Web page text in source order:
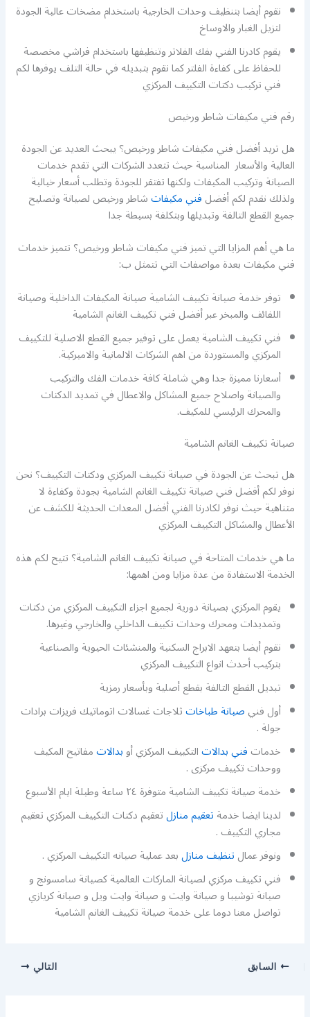
نقوم أيضا بتنظيف وحدات الخارجية باستخدام مضخات عالية الجودة
لتزيل الغبار والاوساخ
يقوم كادرنا الفني بفك الفلاتر وتنظيفها باستخدام فراشي مخصصة
للحفاظ على كفاءة الفلتر كما نقوم بتبديله في حالة التلف يوفرها لكم
فني تركيب دكتات التكييف المركزي
رقم فني مكيفات شاطر ورخيص
هل تريد أفضل فني مكيفات شاطر ورخيص؟ يبحث العديد عن الجودة
العالية والأسعار المناسبة حيث تتعدد الشركات التي تقدم خدمات
الصيانة وتركيب المكيفات ولكنها تفتقر للجودة وتطلب أسعار خيالية
ولذلك نقدم لكم أفضلفني مكيفاتشاطر ورخيص لصيانة وتصليح
جميع القطع التالفة وتبديلها وبتكلفة بسيطة جدا
ما هي أهم المزايا التي تميز فني مكيفات شاطر ورخيص؟ تتميز خدمات
فني مكيفات بعدة مواصفات التي تتمثل ب:
توفر خدمة صيانة تكييف الشامية صيانة المكيفات الداخلية وصيانة
اللفائف والمبخر عبر أفضل فني تكييف الغانم الشامية
فني تكييف الشامية يعمل على توفير جميع القطع الاصلية للتكييف
المركزي والمستوردة من اهم الشركات الالمانية والاميركية.
أسعارنا مميزة جدا وهي شاملة كافة خدمات الفك والتركيب
والصيانة واصلاح جميع المشاكل والاعطال في تمديد الدكتات
والمحرك الرئيسي للمكيف.
صيانة تكييف الغانم الشامية
هل تبحث عن الجودة في صيانة تكييف المركزي ودكتات التكييف؟ نحن
نوفر لكم أفضل فني صيانة تكييف الغانم الشامية بجودة وكفاءة لا
متناهية حيث نوفر لكادرنا الفني أفضل المعدات الحديثة للكشف عن
الأعطال والمشاكل التكييف المركزي
ما هي خدمات المتاحة في صيانة تكييف الغانم الشامية؟ تتيح لكم هذه
الخدمة الاستفادة من عدة مزايا ومن اهمها:
يقوم المركزي بصيانة دورية لجميع اجزاء التكييف المركزي من دكتات
وتمديدات ومحرك وحدات تكييف الداخلي والخارجي وغيرها.
نقوم أيضا بتعهد الابراج السكنية والمنشئات الحيوية والصناعية
بتركيب أحدث انواع التكييف المركزي
تبديل القطع التالفة بقطع أصلية وبأسعار رمزية
أول فنيصيانة طباخاتثلاجات غسالات اتوماتيك فريزات برادات
جولة .
خدماتفني بدالاتالتكييف المركزي أوبدالاتمفاتيح المكيف
ووحدات تكييف مركزى .
خدمة صيانة تكييف الشامية متوفرة ٢٤ ساعة وطيلة ايام الأسبوع
لدينا ايضا خدمةتعقيم منازلتعقيم دكتات التكييف المركزي تعقيم
مجاري التكييف .
ونوفر عمالتنظيف منازلبعد عملية صيانه التكييف المركزي .
فني تكييف مركزي لصيانة الماركات العالمية كصيانة سامسونج و
صيانة توشيبا و صيانة وايت و صيانة وايت ويل و صيانة كريازي
تواصل معنا دوما على خدمة صيانة تكييف الغانم الشامية
السابق التالي